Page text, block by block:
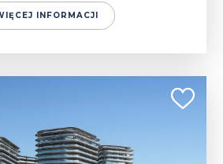
INFORMACJI